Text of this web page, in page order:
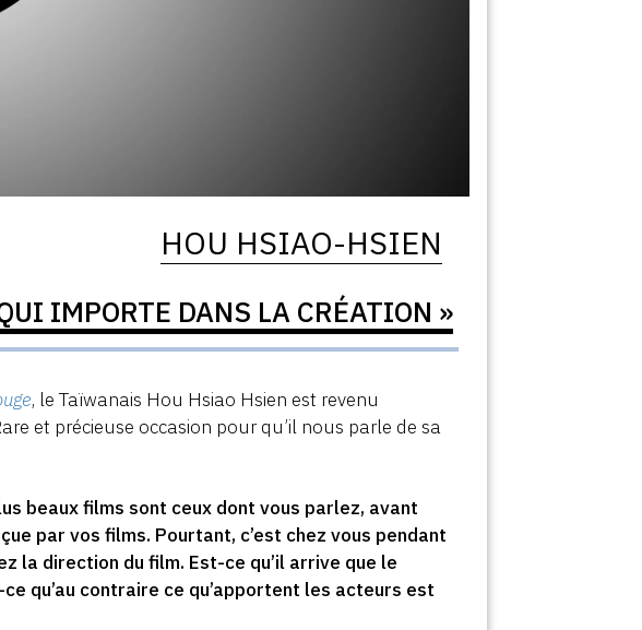
HOU HSIAO-HSIEN
IMPORTE DANS LA CRÉATION »
, le Taïwanais Hou Hsiao Hsien est revenu
et précieuse occasion pour qu’il nous parle de sa
beaux films sont ceux dont vous parlez, avant
par vos films. Pourtant, c’est chez vous pendant
la direction du film. Est-ce qu’il arrive que le
qu’au contraire ce qu’apportent les acteurs est